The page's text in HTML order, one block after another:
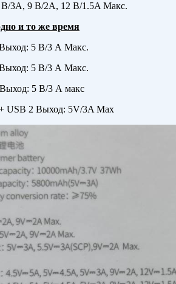
3A, 9 В/2A, 12 В/1.5A Макс.
и то же время
5 В/3 А Макс.
5 В/3 А Макс.
5 В/3 А макс
USB 2 Выход: 5V/3A Max